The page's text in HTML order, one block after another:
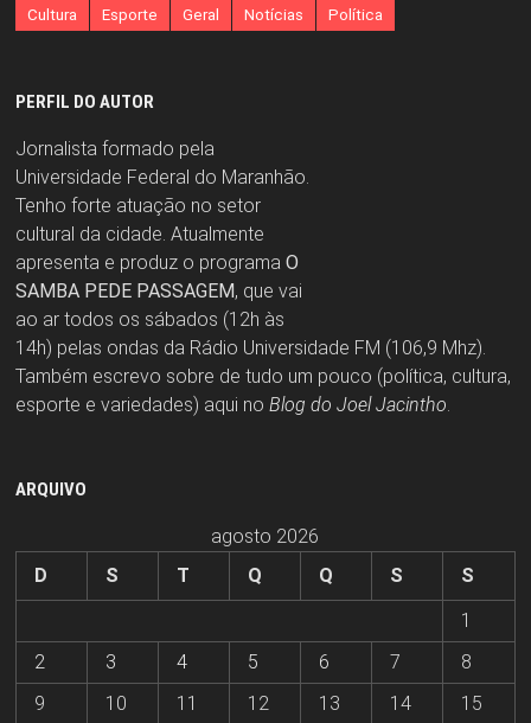
Cultura Esporte Geral Notícias Política
PERFIL DO AUTOR
Jornalista formado pela
Universidade Federal do Maranhão.
Tenho forte atuação no setor
cultural da cidade. Atualmente
apresenta e produz o programa O
SAMBA PEDE PASSAGEM, que vai
ao ar todos os sábados (12h às
14h) pelas ondas da Rádio Universidade FM (106,9 Mhz).
Também escrevo sobre de tudo um pouco (política, cultura,
esporte e variedades) aqui no Blog do Joel Jacintho.
ARQUIVO
agosto 2026
D
S T Q Q S
S
1
2
3 4 5 6 7
8
9
10 11 12 13 14 15